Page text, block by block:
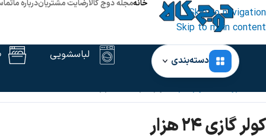
Skip to navigation
Skip to main content
خانهمجله دوج کالارضایت مشتریاندرباره ما
دسته‌بندی لباسشویی
کولر گازی 24 هزار